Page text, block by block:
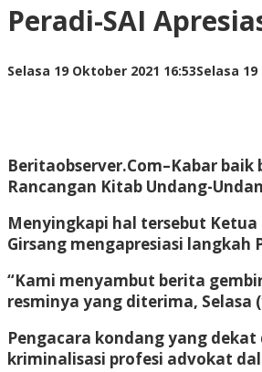
Peradi-SAI
Selasa 19 Oktober 2021 16:53Selasa
Beritaobserver.Com–Kabar baik
Rancangan Kitab Undang-
Menyingkapi hal tersebut
Girsang mengapresiasi langkah
“Kami menyambut berita
resminya yang diterima, Selasa
Pengacara kondang yang
kriminalisasi profesi advokat